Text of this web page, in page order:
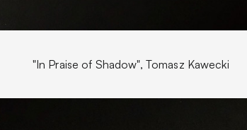
"In Praise of Shadow", Tomasz Kawecki